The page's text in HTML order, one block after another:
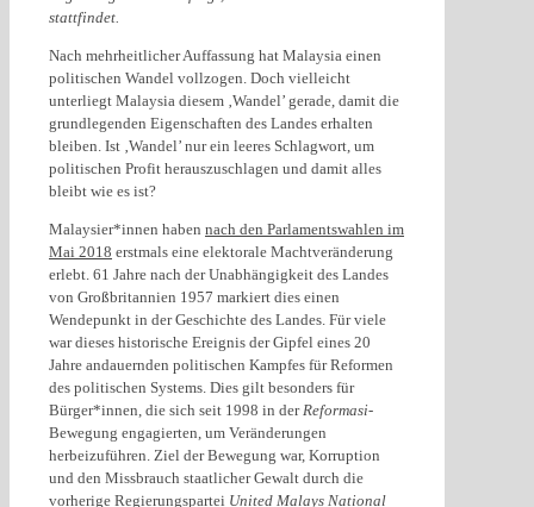
stattfindet.
Nach mehrheitlicher Auffassung hat Malaysia einen
politischen Wandel vollzogen. Doch vielleicht
unterliegt Malaysia diesem ‚Wandel’ gerade, damit die
grundlegenden Eigenschaften des Landes erhalten
bleiben. Ist ‚Wandel’ nur ein leeres Schlagwort, um
politischen Profit herauszuschlagen und damit alles
bleibt wie es ist?
Malaysier*innen haben nach den Parlamentswahlen im
Mai 2018 erstmals eine elektorale Machtveränderung
erlebt. 61 Jahre nach der Unabhängigkeit des Landes
von Großbritannien 1957 markiert dies einen
Wendepunkt in der Geschichte des Landes. Für viele
war dieses historische Ereignis der Gipfel eines 20
Jahre andauernden politischen Kampfes für Reformen
des politischen Systems. Dies gilt besonders für
Bürger*innen, die sich seit 1998 in derReformasi-
Bewegung engagierten, um Veränderungen
herbeizuführen. Ziel der Bewegung war, Korruption
und den Missbrauch staatlicher Gewalt durch die
vorherige Regierungspartei United Malays National